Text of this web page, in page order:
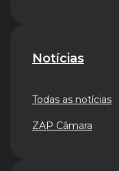
Notícias
Todas as notícias
ZAP Câmara